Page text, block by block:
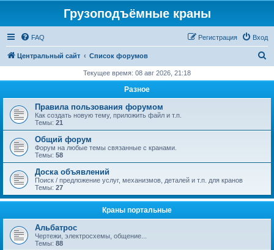
Грузоподъёмные краны
FAQ Вход
Регистрация
Центральный сайт Список форумов
с
Текущее время: 08 авг 2026, 21:18
Разное
Правила пользования форумом
Как создать новую тему, приложить файл и т.п.
Темы: 21
Общий форум
Форум на любые темы связанные с кранами.
Темы: 58
Доска объявлений
Поиск / предложение услуг, механизмов, деталей и т.п. для кранов
Темы: 27
Краны портальные
Альбатрос
Чертежи, электросхемы, общение...
Темы: 88